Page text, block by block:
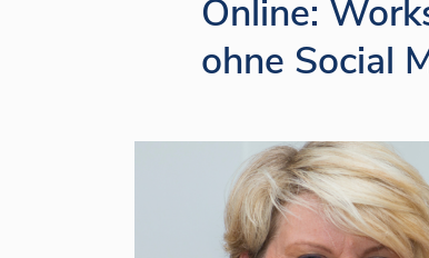
Online:
ohne Social